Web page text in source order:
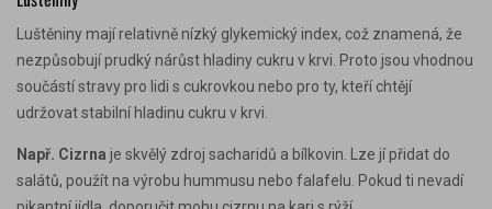
Luštěniny mají relativně nízký glykemický index, což znamená, že
nezpůsobují prudký nárůst hladiny cukru v krvi. Proto jsou vhodnou
součástí stravy pro lidi s cukrovkou nebo pro ty, kteří chtějí
udržovat stabilní hladinu cukru v krvi.
Např. Cizrna je skvělý zdroj sacharidů a bílkovin. Lze jí přidat do
salátů, použít na výrobu hummusu nebo falafelu. Pokud ti nevadí